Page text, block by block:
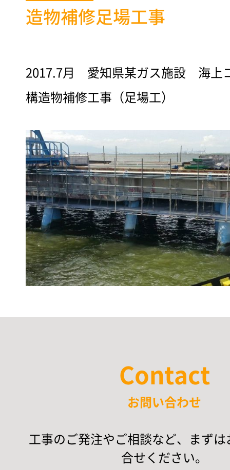
造物補修足場工事
2017.7月 愛知県某ガス施設 海上
構造物補修工事（足場工）
Contact
お問い合わせ
工事のご発注やご相談など、まずは
合せください。